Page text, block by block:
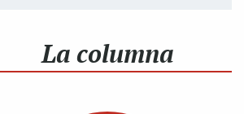
La columna